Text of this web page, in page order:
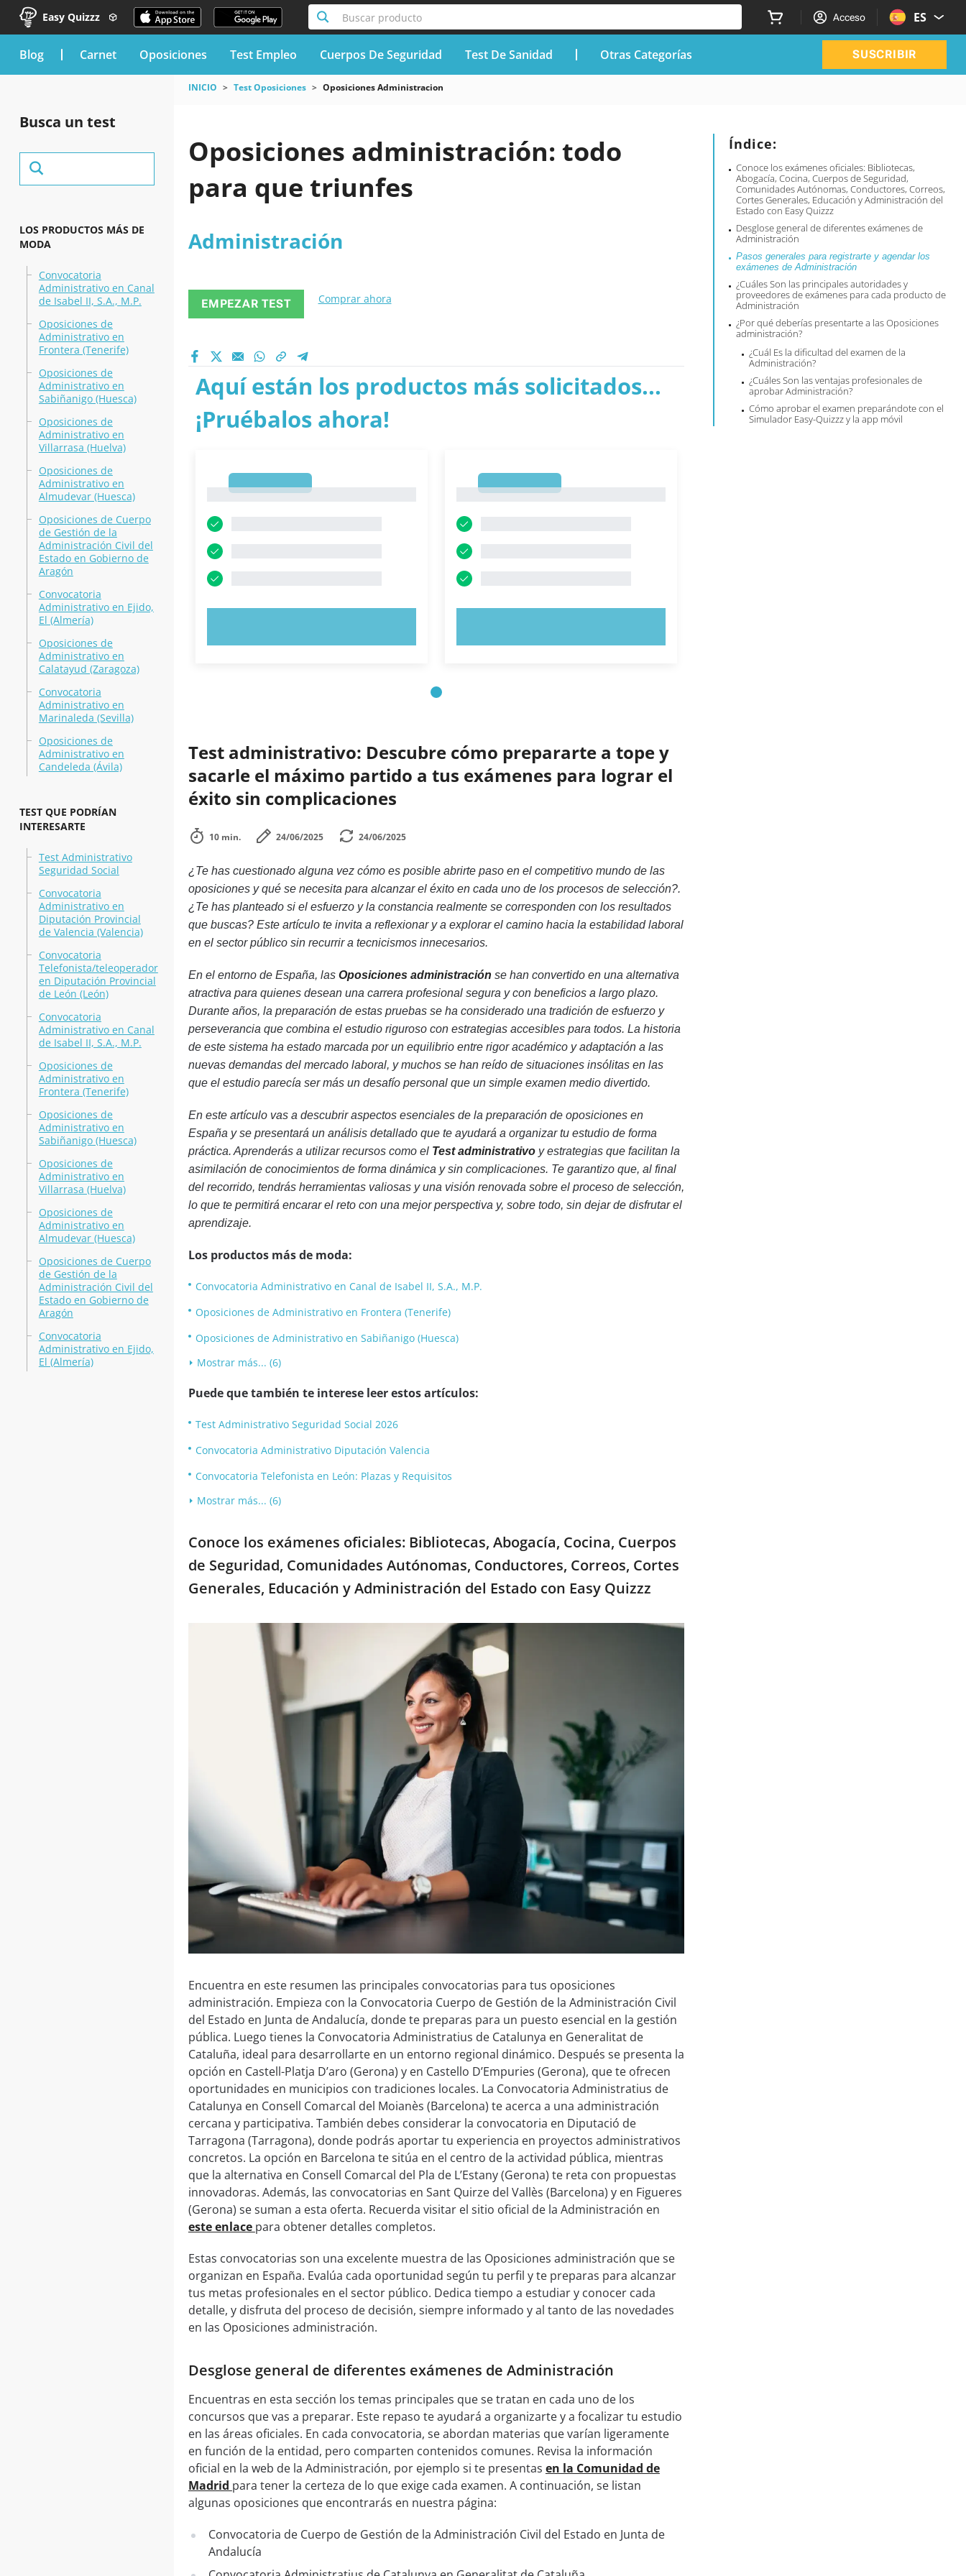
Easy Quizzz Buscar producto Acceso ES
blog Carnet Oposiciones Test Empleo Cuerpos De Seguridad Test De Sanidad Otras Categorías SUSCRIBIR
Busca un test
LOS PRODUCTOS MÁS DE
MODA
Convocatoria
Administrativo en Canal
de Isabel II, S.A., M.P.
Oposiciones de
Administrativo en
Frontera (Tenerife)
Oposiciones de
Administrativo en
Sabiñanigo (Huesca)
Oposiciones de
Administrativo en
Villarrasa (Huelva)
Oposiciones de
Administrativo en
Almudevar (Huesca)
Oposiciones de Cuerpo
de Gestión de la
Administración Civil del
Estado en Gobierno de
Aragón
Convocatoria
Administrativo en Ejido,
El (Almería)
Oposiciones de
Administrativo en
Calatayud (Zaragoza)
Convocatoria
Administrativo en
Marinaleda (Sevilla)
Oposiciones de
Administrativo en
Candeleda (Ávila)
TEST QUE PODRÍAN
INTERESARTE
Test Administrativo
Seguridad Social
Convocatoria
Administrativo en
Diputación Provincial
de Valencia (Valencia)
Convocatoria
Telefonista/teleoperador
en Diputación Provincial
de León (León)
Convocatoria
Administrativo en Canal
de Isabel II, S.A., M.P.
Oposiciones de
Administrativo en
Frontera (Tenerife)
Oposiciones de
Administrativo en
Sabiñanigo (Huesca)
Oposiciones de
Administrativo en
Villarrasa (Huelva)
Oposiciones de
Administrativo en
Almudevar (Huesca)
Oposiciones de Cuerpo
de Gestión de la
Administración Civil del
Estado en Gobierno de
Aragón
Convocatoria
Administrativo en Ejido,
El (Almería)
INICIO Test Oposiciones Oposiciones Administracion
Índice:
Conoce los exámenes oficiales: Bibliotecas,
Abogacía, Cocina, Cuerpos de Seguridad,
Comunidades Autónomas, Conductores, Correos,
Cortes Generales, Educación y Administración del
Estado con Easy Quizzz
Desglose general de diferentes exámenes de
Administración
Pasos generales para registrarte y agendar los
exámenes de Administración
¿Cuáles Son las principales autoridades y
proveedores de exámenes para cada producto de
Administración
¿Por qué deberías presentarte a las Oposiciones
administración?
¿Cuál Es la dificultad del examen de la
Administración?
¿Cuáles Son las ventajas profesionales de
aprobar Administración?
Cómo aprobar el examen preparándote con el
Simulador Easy-Quizzz y la app móvil
Oposiciones administración: todo
para que triunfes
Administración
EMPEZAR TEST Comprar ahora
Aquí están los productos más solicitados...
¡Pruébalos ahora!
Test administrativo: Descubre cómo prepararte a tope y
sacarle el máximo partido a tus exámenes para lograr el
éxito sin complicaciones
10 min. 24/06/2025 24/06/2025
¿Te has cuestionado alguna vez cómo es posible abrirte paso en el competitivo mundo de las
oposiciones y qué se necesita para alcanzar el éxito en cada uno de los procesos de selección?.
¿Te has planteado si el esfuerzo y la constancia realmente se corresponden con los resultados
que buscas? Este artículo te invita a reflexionar y a explorar el camino hacia la estabilidad laboral
en el sector público sin recurrir a tecnicismos innecesarios.
En el entorno de España, las Oposiciones administración se han convertido en una alternativa
atractiva para quienes desean una carrera profesional segura y con beneficios a largo plazo.
Durante años, la preparación de estas pruebas se ha considerado una tradición de esfuerzo y
perseverancia que combina el estudio riguroso con estrategias accesibles para todos. La historia
de este sistema ha estado marcada por un equilibrio entre rigor académico y adaptación a las
nuevas demandas del mercado laboral, y muchos se han reído de situaciones insólitas en las
que el estudio parecía ser más un desafío personal que un simple examen medio divertido.
En este artículo vas a descubrir aspectos esenciales de la preparación de oposiciones en
España y se presentará un análisis detallado que te ayudará a organizar tu estudio de forma
práctica. Aprenderás a utilizar recursos como el Test administrativoy estrategias que facilitan la
asimilación de conocimientos de forma dinámica y sin complicaciones. Te garantizo que, al final
del recorrido, tendrás herramientas valiosas y una visión renovada sobre el proceso de selección,
lo que te permitirá encarar el reto con una mejor perspectiva y, sobre todo, sin dejar de disfrutar el
aprendizaje.
Los productos más de moda:
Convocatoria Administrativo en Canal de Isabel II, S.A., M.P.
Oposiciones de Administrativo en Frontera (Tenerife)
Oposiciones de Administrativo en Sabiñanigo (Huesca)
Mostrar más... (6)
Puede que también te interese leer estos artículos:
Test Administrativo Seguridad Social 2026
Convocatoria Administrativo Diputación Valencia
Convocatoria Telefonista en León: Plazas y Requisitos
Mostrar más... (6)
Conoce los exámenes oficiales: Bibliotecas, Abogacía, Cocina, Cuerpos
de Seguridad, Comunidades Autónomas, Conductores, Correos, Cortes
Generales, Educación y Administración del Estado con Easy Quizzz
Encuentra en este resumen las principales convocatorias para tus oposiciones
administración. Empieza con la Convocatoria Cuerpo de Gestión de la Administración Civil
del Estado en Junta de Andalucía, donde te preparas para un puesto esencial en la gestión
pública. Luego tienes la Convocatoria Administratius de Catalunya en Generalitat de
Cataluña, ideal para desarrollarte en un entorno regional dinámico. Después se presenta la
opción en Castell-Platja D’aro (Gerona) y en Castello D’Empuries (Gerona), que te ofrecen
oportunidades en municipios con tradiciones locales. La Convocatoria Administratius de
Catalunya en Consell Comarcal del Moianès (Barcelona) te acerca a una administración
cercana y participativa. También debes considerar la convocatoria en Diputació de
Tarragona (Tarragona), donde podrás aportar tu experiencia en proyectos administrativos
concretos. La opción en Barcelona te sitúa en el centro de la actividad pública, mientras
que la alternativa en Consell Comarcal del Pla de L’Estany (Gerona) te reta con propuestas
innovadoras. Además, las convocatorias en Sant Quirze del Vallès (Barcelona) y en Figueres
(Gerona) se suman a esta oferta. Recuerda visitar el sitio oficial de la Administración en
este enlace para obtener detalles completos.
Estas convocatorias son una excelente muestra de las Oposiciones administración que se
organizan en España. Evalúa cada oportunidad según tu perfil y te preparas para alcanzar
tus metas profesionales en el sector público. Dedica tiempo a estudiar y conocer cada
detalle, y disfruta del proceso de decisión, siempre informado y al tanto de las novedades
en las Oposiciones administración.
Desglose general de diferentes exámenes de Administración
Encuentras en esta sección los temas principales que se tratan en cada uno de los
concursos que vas a preparar. Este repaso te ayudará a organizarte y a focalizar tu estudio
en las áreas oficiales. En cada convocatoria, se abordan materias que varían ligeramente
en función de la entidad, pero comparten contenidos comunes. Revisa la información
oficial en la web de la Administración, por ejemplo si te presentas en la Comunidad de
Madrid para tener la certeza de lo que exige cada examen. A continuación, se listan
algunas oposiciones que encontrarás en nuestra página:
Convocatoria de Cuerpo de Gestión de la Administración Civil del Estado en Junta de
Andalucía